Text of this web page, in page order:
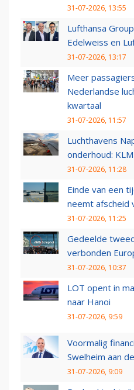
31-07-2026, 13:55
Lufthansa
Edelweiss en
31-07-2026, 13:17
Meer
Nederlandse
kwartaal
31-07-2026, 11:57
Luchthavens
onderhoud:
31-07-2026, 11:28
Einde van een
neemt afscheid
31-07-2026, 11:25
Gedeelde
verbonden
31-07-2026, 10:37
LOT opent in
naar Hanoi
31-07-2026, 9:59
Voormalig
Swelheim aan
31-07-2026, 9:09